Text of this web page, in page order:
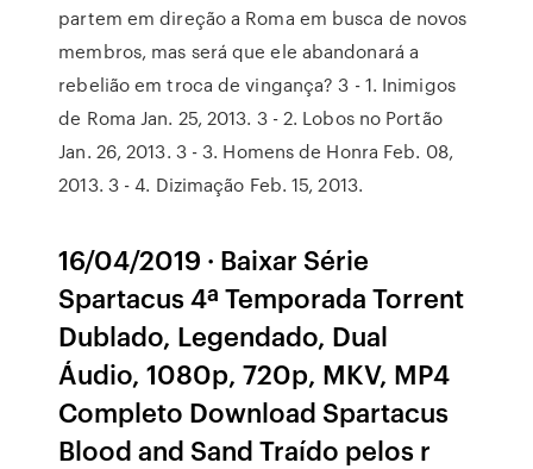
partem em direção a Roma em busca de novos
membros, mas será que ele abandonará a
rebelião em troca de vingança? 3 - 1. Inimigos
de Roma Jan. 25, 2013. 3 - 2. Lobos no Portão
Jan. 26, 2013. 3 - 3. Homens de Honra Feb. 08,
2013. 3 - 4. Dizimação Feb. 15, 2013.
16/04/2019 · Baixar Série
Spartacus 4ª Temporada Torrent
Dublado, Legendado, Dual
Áudio, 1080p, 720p, MKV, MP4
Completo Download Spartacus
Blood and Sand Traído pelos r